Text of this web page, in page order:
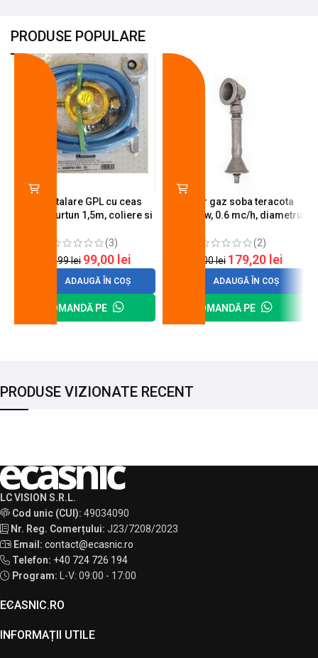
PRODUSE POPULARE
Kit instalare GPL cu ceas
butelie, furtun 1,5m, coliere si
(3)
120,99lei 99,00 lei
ADAUGĂ ÎN COȘ
COMANDĂ PE
Arzator gaz soba teracota
A600, 6 kw, 0.6 mc/h, diametru
(2)
200,00lei 179,20 lei
ADAUGĂ ÎN COȘ
COMANDĂ PE
PRODUSE VIZIONATE RECENT
LC VISION S.R.L.
Cod unic (CUI): 49034090
Nr. Reg. Comerțului: J23/7208/2023
Email: contact@ecasnic.ro
Telefon: +40 724 726 194
Program:
L-V: 09:00 - 17:00
ECASNIC.RO
INFORMAȚII UTILE